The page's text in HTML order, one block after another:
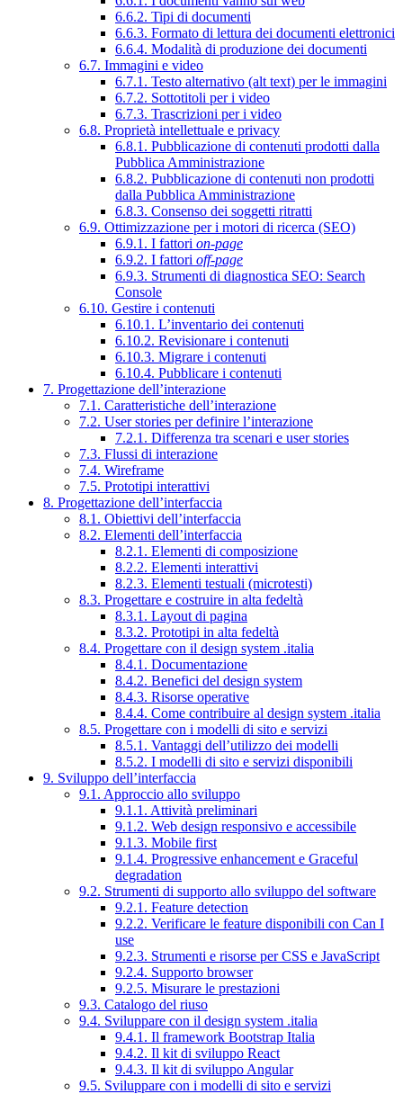
6.6.2. Tipi di documenti
6.6.3. Formato di lettura dei documenti elettronici
6.6.4. Modalità di produzione dei documenti
6.7. Immagini e video
6.7.1. Testo alternativo (alt text) per le immagini
6.7.2. Sottotitoli per i video
6.7.3. Trascrizioni per i video
6.8. Proprietà intellettuale e privacy
6.8.1. Pubblicazione di contenuti prodotti dalla
Pubblica Amministrazione
6.8.2. Pubblicazione di contenuti non prodotti
dalla Pubblica Amministrazione
6.8.3. Consenso dei soggetti ritratti
6.9. Ottimizzazione per i motori di ricerca (SEO)
6.9.1. I fattori on-page
6.9.2. I fattori off-page
6.9.3. Strumenti di diagnostica SEO: Search
Console
6.10. Gestire i contenuti
6.10.1. L’inventario dei contenuti
6.10.2. Revisionare i contenuti
6.10.3. Migrare i contenuti
6.10.4. Pubblicare i contenuti
7. Progettazione dell’interazione
7.1. Caratteristiche dell’interazione
7.2. User stories per definire l’interazione
7.2.1. Differenza tra scenari e user stories
7.3. Flussi di interazione
7.4. Wireframe
7.5. Prototipi interattivi
8. Progettazione dell’interfaccia
8.1. Obiettivi dell’interfaccia
8.2. Elementi dell’interfaccia
8.2.1. Elementi di composizione
8.2.2. Elementi interattivi
8.2.3. Elementi testuali (microtesti)
8.3. Progettare e costruire in alta fedeltà
8.3.1. Layout di pagina
8.3.2. Prototipi in alta fedeltà
8.4. Progettare con il design system .italia
8.4.1. Documentazione
8.4.2. Benefici del design system
8.4.3. Risorse operative
8.4.4. Come contribuire al design system .italia
8.5. Progettare con i modelli di sito e servizi
8.5.1. Vantaggi dell’utilizzo dei modelli
8.5.2. I modelli di sito e servizi disponibili
9. Sviluppo dell’interfaccia
9.1. Approccio allo sviluppo
9.1.1. Attività preliminari
9.1.2. Web design responsivo e accessibile
9.1.3. Mobile first
9.1.4. Progressive enhancement e Graceful
degradation
9.2. Strumenti di supporto allo sviluppo del software
9.2.1. Feature detection
9.2.2. Verificare le feature disponibili con Can I
use
9.2.3. Strumenti e risorse per CSS e JavaScript
9.2.4. Supporto browser
9.2.5. Misurare le prestazioni
9.3. Catalogo del riuso
9.4. Sviluppare con il design system .italia
9.4.1. Il framework Bootstrap Italia
9.4.2. Il kit di sviluppo React
9.4.3. Il kit di sviluppo Angular
9.5. Sviluppare con i modelli di sito e servizi